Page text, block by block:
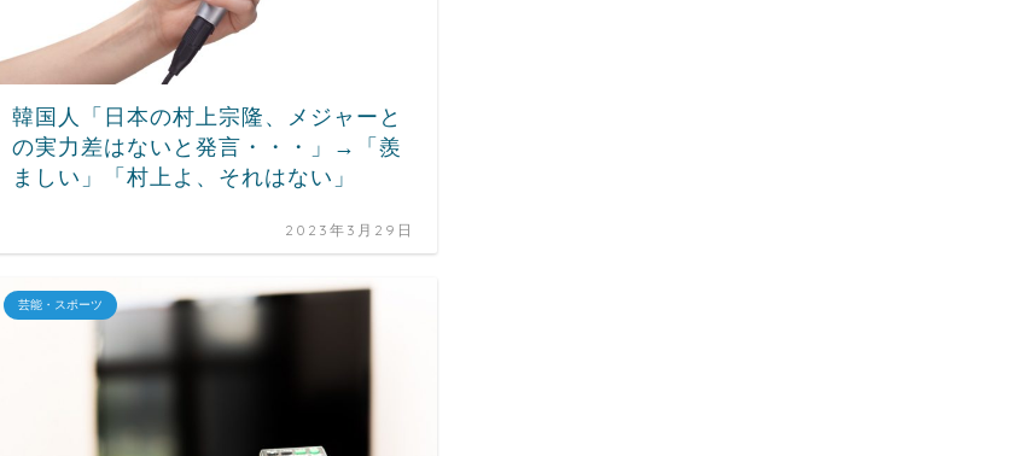
韓国人「日本の村上宗隆、メジャーと
の実力差はないと発言・・・」→「羨
ましい」「村上よ、それはない」
2023年3月29日
芸能・スポーツ